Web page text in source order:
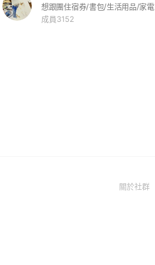
成員3152
關於社群